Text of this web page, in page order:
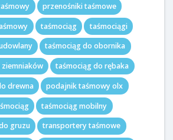
przenośniki taśmowe
taśmociąg
taśmociągi
taśmociąg do obornika
taśmociąg do rębaka
drewna
podajnik taśmowy olx
taśmociąg mobilny
gruzu
transportery taśmowe